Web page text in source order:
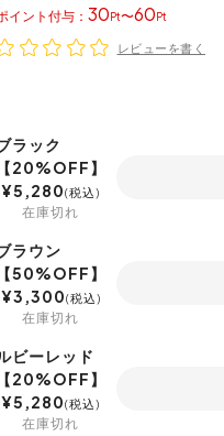
30 〜60
イント
レビューを書く
ラック
【20%OFF】
¥5,280 税込
在庫切れ
ラウン
【50%OFF】
¥3,300 税込
在庫切れ
ビーレッド
【20%OFF】
¥5,280 税込
在庫切れ